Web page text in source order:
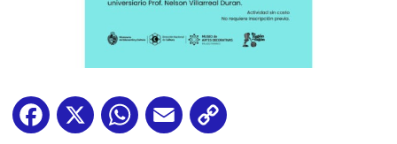
Facebook
X WhatsApp
Email